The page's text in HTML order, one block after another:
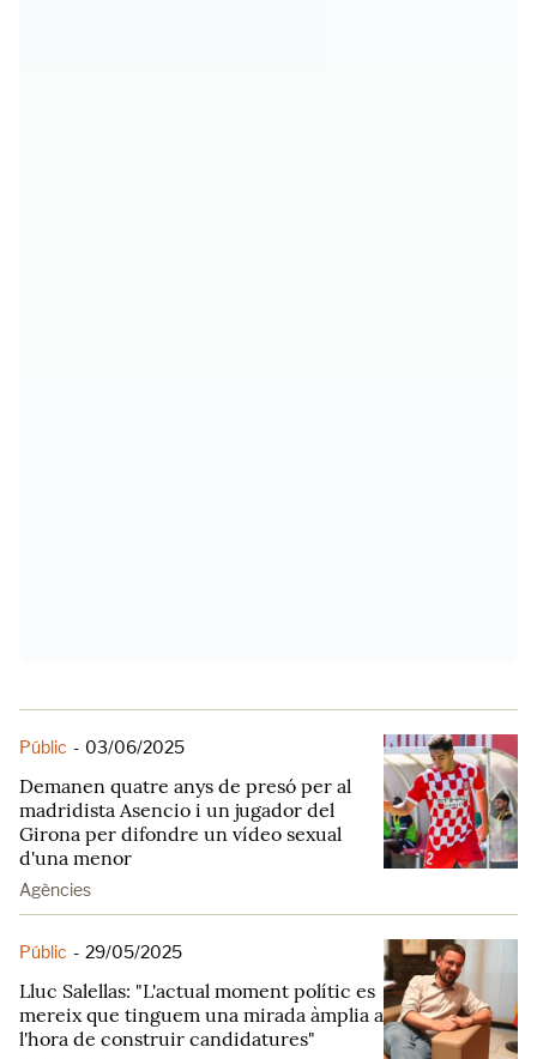
Públic - 03/06/2025
Demanen quatre anys de presó per al
madridista Asencio i un jugador del
Girona per difondre un vídeo sexual
d'una menor
Agències
Públic - 29/05/2025
Lluc Salellas: "L'actual moment polític es
mereix que tinguem una mirada àmplia a
l'hora de construir candidatures"